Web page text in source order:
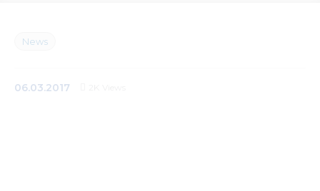
Mediacentre
News
06.03.2017